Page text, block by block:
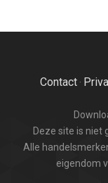
Contact·
Deze site is niet
Alle
eigendom